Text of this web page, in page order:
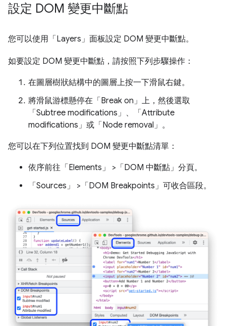
設定 DOM 變更中斷點
您可以使用「Layers」 面板設定 DOM 變更中斷點。
如要設定 DOM 變更中斷點，請按照下列步驟操作：
在圖層樹狀結構中的圖層上按一下滑鼠右鍵。
將滑鼠游標懸停在「Break on」 上，然後選取
「Subtree modifications」 、「Attribute
modifications」 或「Node removal」 。
您可以在下列位置找到 DOM 變更中斷點清單：
依序前往「Elements」 >「DOM 中斷點」 分頁。
「Sources」
>「DOM Breakpoints」 可收合區段。